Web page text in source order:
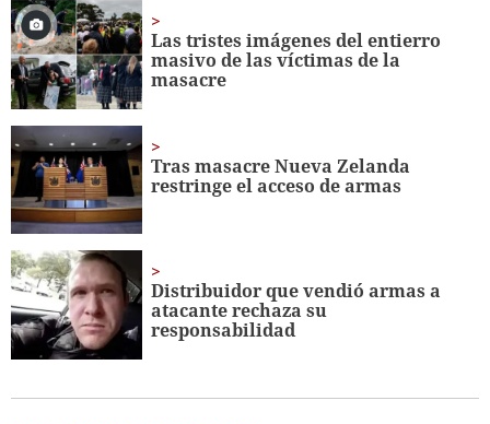
2
minutes,
50
seconds
Las tristes imágenes del entierro
masivo de las víctimas de la
masacre
Tras masacre Nueva Zelanda
restringe el acceso de armas
Distribuidor que vendió armas a
atacante rechaza su
responsabilidad